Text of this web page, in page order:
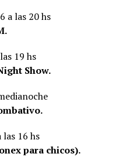
a las 20 hs
19 hs
Show.
16 hs
para chicos).